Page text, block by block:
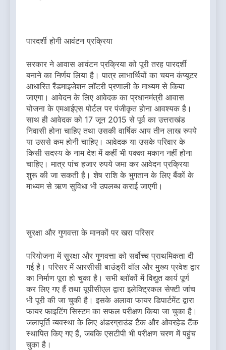
पारदर्शी होगी आवंटन प्रक्रिया
सरकार ने आवास आवंटन प्रक्रिया को पूरी तरह पारदर्शी
बनाने का निर्णय लिया है। पात्र लाभार्थियों का चयन कंप्यूटर
आधारित रैंडमाइजेशन लॉटरी प्रणाली के माध्यम से किया
जाएगा। आवेदन के लिए आवेदक का प्रधानमंत्री आवास
योजना के एमआईएस पोर्टल पर पंजीकृत होना आवश्यक है।
साथ ही आवेदक को 17 जून 2015 से पूर्व का उत्तराखंड
निवासी होना चाहिए तथा उसकी वार्षिक आय तीन लाख रुपये
या उससे कम होनी चाहिए। आवेदक या उसके परिवार के
किसी सदस्य के नाम देश में कहीं भी पक्का मकान नहीं होना
चाहिए। मात्र पांच हजार रुपये जमा कर आवेदन प्रक्रिया
शुरू की जा सकती है। शेष राशि के भुगतान के लिए बैंकों के
माध्यम से ऋण सुविधा भी उपलब्ध कराई जाएगी।
सुरक्षा और गुणवत्ता के मानकों पर खरा परिसर
परियोजना में सुरक्षा और गुणवत्ता को सर्वोच्च प्राथमिकता दी
गई है। परिसर में आरसीसी बाउंड्री वॉल और मुख्य प्रवेश द्वार
का निर्माण पूरा हो चुका है। सभी ब्लॉकों में विद्युत कार्य पूर्ण
कर लिए गए हैं तथा यूपीसीएल द्वारा इलेक्ट्रिकल सेफ्टी जांच
भी पूरी की जा चुकी है। इसके अलावा फायर डिपार्टमेंट द्वारा
फायर फाइटिंग सिस्टम का सफल परीक्षण किया जा चुका है।
जलापूर्ति व्यवस्था के लिए अंडरग्राउंड टैंक और ओवरहेड टैंक
स्थापित किए गए हैं, जबकि एसटीपी भी परीक्षण चरण में पहुंच
चुका है।